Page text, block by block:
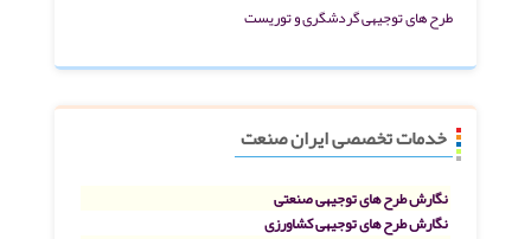
طرح های توجیهی گردشگری و توریست
خدمات تخصصی ایران صنعت
نگارش طرح های توجیهی صنعتی
نگارش طرح های توجیهی کشاورزی